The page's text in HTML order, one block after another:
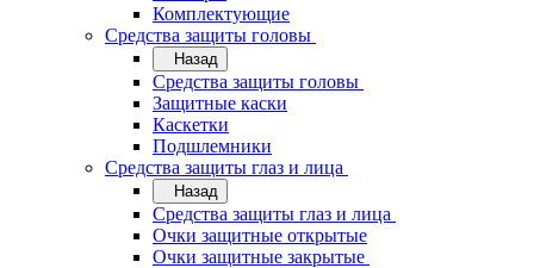
Комплектующие
Средства защиты головы
Назад
Средства защиты головы
Защитные каски
Каскетки
Подшлемники
Средства защиты глаз и лица
Назад
Средства защиты глаз и лица
Очки защитные открытые
Очки защитные закрытые